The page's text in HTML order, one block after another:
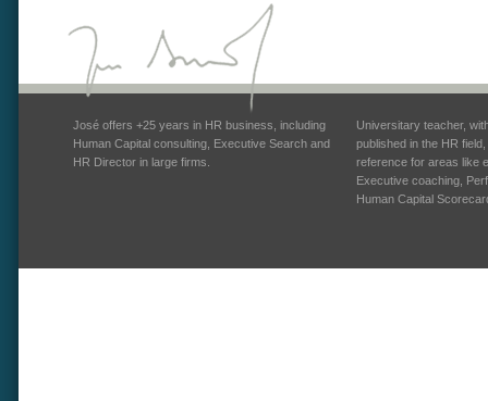
José offers +25 years in HR business, including
Human Capital consulting, Executive Search and
HR Director in large firms.
Universitary teacher,
published in the HR
reference for areas like
Executive coaching,
Human Capital